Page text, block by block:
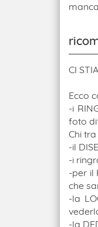
CI
Ecco
-i
foto
Chi
-il
-i
-per il
che
-la
-la